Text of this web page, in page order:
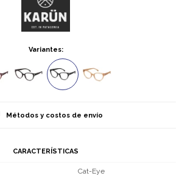
Variantes:
Métodos y costos de envío
CARACTERÍSTICAS
Cat-Eye